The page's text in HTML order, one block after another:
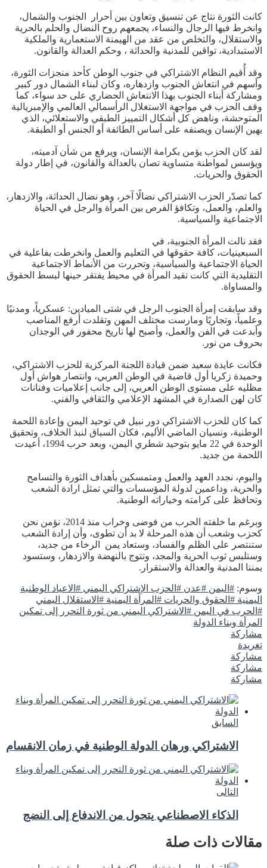
كانت الثورة نتاج عن تنسيق وتعاون بين أحرار الجنوب والشمال،
وانخرط فيها الرجال والنساء، يجمعهم روح النضال والحلم بالحرية
والاستقلال، والتخلص من عقد من الهيمنة الاستعمارية والملكية
الاستبدادية، تواقين للمدنية والحداثة ، وحكم العدالة والقانون.
وقد أُقيم النظام الاشتراكي في جنوب الوطن كأحد منجزات الثورة،
وأسهم في انتعاش الجنوب وازدهاره، وكان لبناء الشمال دور كبير
ومشاركة أبناء الجنوب بهذا الانتعاش الحضاري على حد سواء، كما
وقف الحزب في مواجهة الاستغلال الرأسمالي العالمي والإمبريالية
المتوحشة، وناهض كل أشكال التمييز الطبقي والاستعلائي، الذي
يهين الإنسان ويصنفه على أساس الطائفة أو الجنس أو الطبقة.
لقد كان الحزب يؤمن بكرامة الإنسان، ويرفع من شأن آدميته،
ويؤسس لمواطنة متساوية تصان بالعدالة والقانون، في إطار دولة
الحقوق والحريات.
كما تصدّر الحزب الاشتراكي نضالًا آخر، وهو نضال الحداثة، والازدهار،
والعلم، والعمل، وتكافؤ الفرص بين المرأة والرجل في الحياة
الاجتماعية والسياسية.
فقد نالت المرأة الجنوبية، في
السبعينيات، كافة حقوقها في التعليم والعمل وانخرطت بفاعلية في
الحياة الاجتماعية والسياسية، وتحررت من الأنماط الاجتماعية
التقليدية التي كانت تقيد المرأة في محيط يفتقر حينها لبسط الحقوق
والمساواة.
وقد سابقت إمرأة الجنوب الرجل في شتى الميادين: عسكرياً، ومدنيًا
وعلمياً، وتجاريًا ومارست مختلف المهن وتقلدت أرفع المناصب
وأبدعت في الفن والعمل، وأصبح لها تاريخ محفور في الوجدان
بحروف من نور.
فكانت عايدة سعيد ضمن قيادة اللجنة المركزية للحزب الاشتراكي،
وحميدة زكريا أول قاضية في الوطن العربي، وانتصار هواش أول
مظليه على مستوى الوطن العربي، إلى جانب إعلاميات وفنانات
كان لهن الصدارة في المشهد الإعلامي والثقافي والفني.
كما كان للحزب الاشتراكي دور نبيل في توحيد اليمن وإعادة اللحمة
الوطنية، ونسيان الماضي الأليم، فكان السباق لنبذ الخلاف، وتحقيق
الوحدة في 22 مايو بتوحيد شطري اليمن، وبعد حرب 1994، أعيدت
اللحمة من جديد.
واليوم، نجدد العهد والعمل ومتمسكين بأهداف الثورة والتسامح
والحرية، وداعمين لدولة المؤسسات والتي تمثل ارادة الشعب
وتحافظ على كرامته وخياراته الوطنية.
وبرغم ما خلفته الحرب من فوضى وخراب منذ 2014، نؤمن نحن
كحزب وشعب أن هذه المرحلة لا بد أن تطوى، وأن إرادة الشعب
ستنتصر على الظلم والفساد، وستعاد يمن الرخاء من جديد،
وستلبس ثوب الحرية والمجد، وتتوج بالنهضة والازدهار، وستسود
يمننا المدنية والعدالة والاستقرار.
وسوم: #اليمن #عدن #الحزب الإشتراكي اليمني #الاعياد الوطنية
اليمنية #الحقوق والحريات #المرأة اليمنية #الاستقلال اليمني
#الحرب في اليمن #الاشتراكي اليمني من ثورة التحرر إلى تمكين
المرأة وبناء الدولة
مشاركة
تغريدة
مشاركة
مشاركة
مشاركة
السابق
الاشتراكي ورهان الدولة الوطنية في زمان الانقسام
التالى
الذكاء الاصطناعي يتحول من الاندفاع إلى النضج
مقالات ذات صلة